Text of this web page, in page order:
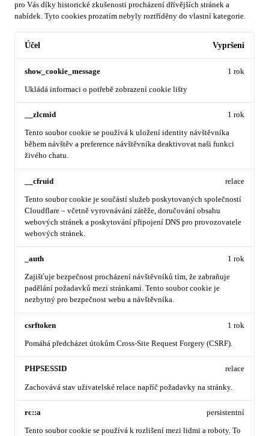
pro Vás díky historické zkušenosti procházení dřívějších stránek a
nabídek. Tyto cookies prozatím nebyly roztříděny do vlastní kategorie.
Účel Vypršení
show_cookie_message
Ukládá informaci o potřebě zobrazení cookie lišty
1 rok
__zlcmid
Tento soubor cookie se používá k uložení identity návštěvníka
během návštěv a preference návštěvníka deaktivovat naši funkci
živého chatu.
1 rok
__cfruid
Tento soubor cookie je součástí služeb poskytovaných společností
Cloudflare – včetně vyrovnávání zátěže, doručování obsahu
webových stránek a poskytování připojení DNS pro provozovatele
webových stránek.
relace
_auth
Zajišťuje bezpečnost procházení návštěvníků tím, že zabraňuje
padělání požadavků mezi stránkami. Tento soubor cookie je
nezbytný pro bezpečnost webu a návštěvníka.
1 rok
csrftoken
Pomáhá předcházet útokům Cross-Site Request Forgery (CSRF).
1 rok
PHPSESSID
Zachovává stav uživatelské relace napříč požadavky na stránky.
relace
rc::a
Tento soubor cookie se používá k rozlišení mezi lidmi a roboty. To
persistentní